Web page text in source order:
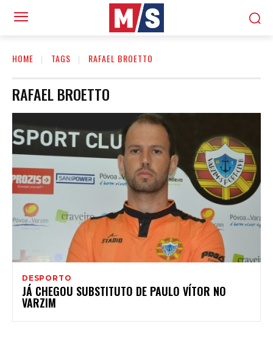
HOME TAGS RAFAEL BROETTO
RAFAEL BROETTO
DESPORTO
JÁ CHEGOU SUBSTITUTO DE PAULO VÍTOR NO
VARZIM